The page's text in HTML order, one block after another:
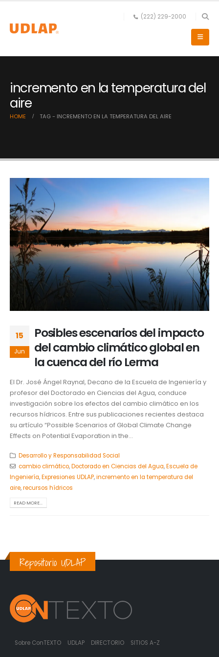
(222) 229-2000
incremento en la temperatura del
aire
HOME TAG - INCREMENTO EN LA TEMPERATURA DEL AIRE
15
Jun
Posibles escenarios del impacto
del cambio climático global en
la cuenca del río Lerma
El Dr. José Ángel Raynal, Decano de la Escuela de Ingeniería y
profesor del Doctorado en Ciencias del Agua, conduce
investigación sobre los efectos del cambio climático en los
recursos hídricos. Entre sus publicaciones recientes destaca
su artículo “Possible Scenarios of Global Climate Change
Effects on Potential Evaporation in the...
Desarrollo y Responsabilidad Social
cambio climático,Doctorado en Ciencias del Agua,Escuela de
Ingeniería,Expresiones UDLAP,incremento en la temperatura del
aire,recursos hídricos
READ MORE...
Repositorio UDLAP
Sobre ConTEXTO UDLAP DIRECTORIO SITIOS A-Z